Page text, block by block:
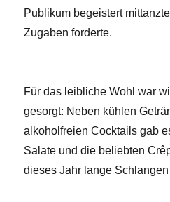
Publikum begeistert
Zugaben forderte.
Für das leibliche Wohl war
gesorgt: Neben kühlen
alkoholfreien Cocktails gab
Salate und die beliebten
dieses Jahr lange